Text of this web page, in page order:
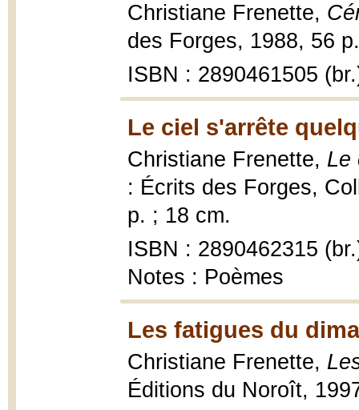
Christiane Frenette,
des Forges, 1988, 56
ISBN : 2890461505
Le ciel s'arrête
Christiane Frenette, Le
: Écrits des Forges,
p. ; 18 cm.
ISBN : 2890462315
Notes : Poèmes
Les fatigues du
Christiane Frenette,
Éditions du Noroît,